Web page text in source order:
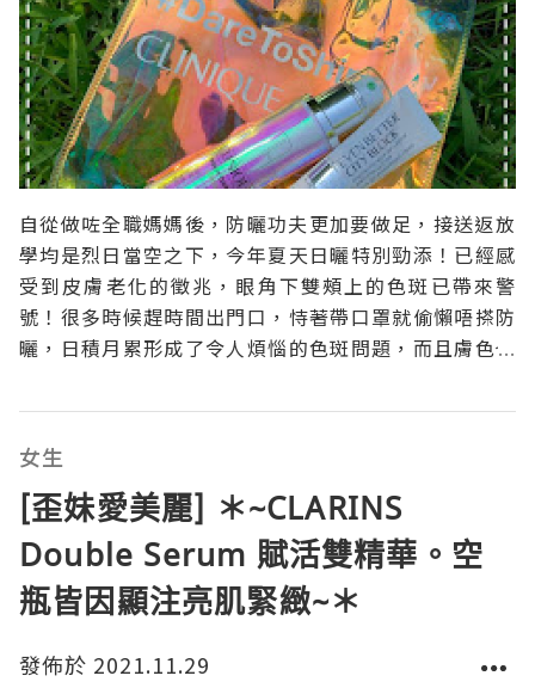
自從做咗全職媽媽後，防曬功夫更加要做足，接送返放
學均是烈日當空之下，今年夏天日曬特別勁添！已經感
受到皮膚老化的徵兆，眼角下雙頰上的色斑已帶來警
號！很多時候趕時間出門口，恃著帶口罩就偷懶唔搽防
曬，日積月累形成了令人煩惱的色斑問題，而且膚色也
淨科研亮白淡斑雙效精華 ，用了一星期便明顯見效，強
效減淡已產生的黑色素，膚色提亮同時帶來剔透感！怪
不得
女生
[歪妹愛美麗] ＊~CLARINS
Double Serum 賦活雙精華。空
瓶皆因顯注亮肌緊緻~＊
發佈於 2021.11.29